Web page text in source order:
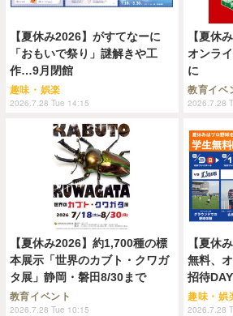
【夏休み2026】がすてなーに
「おもいで祭り」謎解きや工
作…9月閉館
趣味・娯楽
2026.7.28 Tue 14:15
【夏休
オンラ
に
教育イベ
2026.7.28
【夏休み2026】約1,700種の標
本展示「世界のカブト・クワガ
タ展」静岡・磐田8/30まで
教育イベント
2026.7.28 Tue 10:15
【夏休
無料、
招待
趣味・娯
2026.7.28